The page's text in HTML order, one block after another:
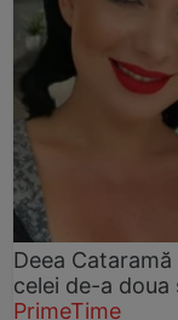
Deea
celei de-a
PrimeTime